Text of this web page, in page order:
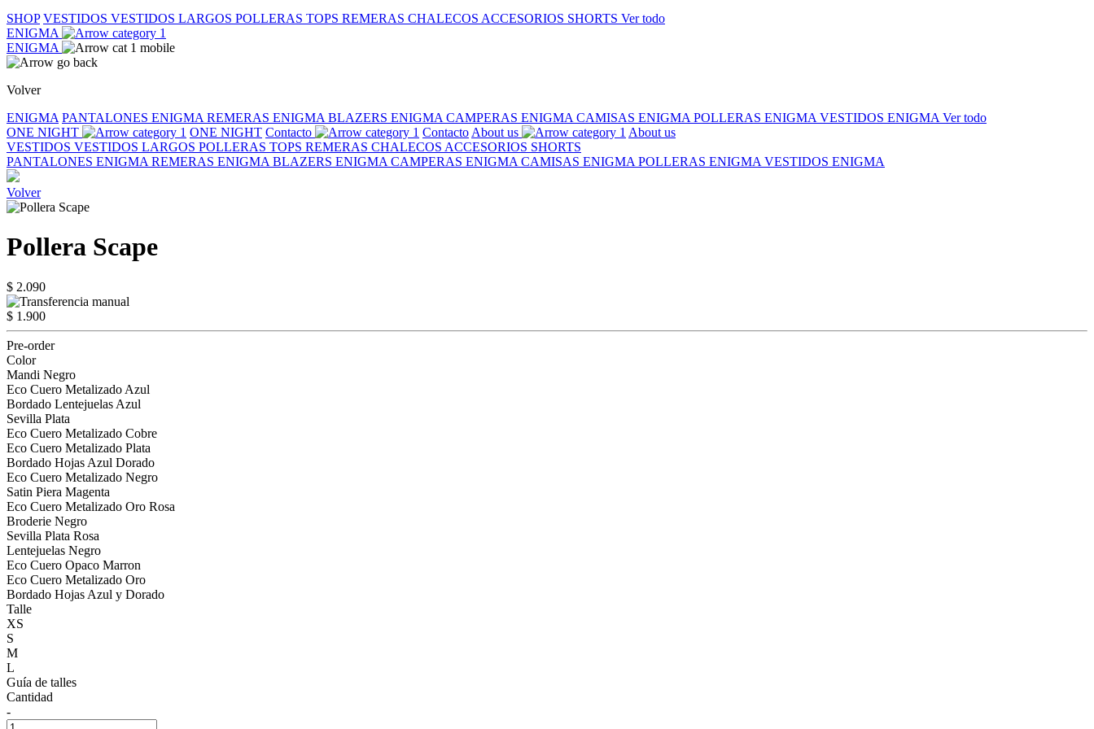
SHOP VESTIDOS VESTIDOS LARGOS POLLERAS TOPS REMERAS CHALECOS ACCESORIOS SHORTS Ver todo
ENIGMA
ENIGMA
Volver
ENIGMA PANTALONES ENIGMA REMERAS ENIGMA BLAZERS ENIGMA CAMPERAS ENIGMA CAMISAS ENIGMA POLLERAS ENIGMA VESTIDOS ENIGMA Ver todo
ONE NIGHT
ONE NIGHT Contacto Contacto About us
About us
VESTIDOS VESTIDOS LARGOS POLLERAS TOPS REMERAS CHALECOS ACCESORIOS SHORTS
PANTALONES ENIGMA REMERAS ENIGMA BLAZERS ENIGMA CAMPERAS ENIGMA CAMISAS ENIGMA POLLERAS ENIGMA VESTIDOS ENIGMA
Volver
Pollera Scape
$ 2.090
$ 1.900
Pre-order
Color
Mandi Negro
Eco Cuero Metalizado Azul
Bordado Lentejuelas Azul
Sevilla Plata
Eco Cuero Metalizado Cobre
Eco Cuero Metalizado Plata
Bordado Hojas Azul Dorado
Eco Cuero Metalizado Negro
Satin Piera Magenta
Eco Cuero Metalizado Oro Rosa
Broderie Negro
Sevilla Plata Rosa
Lentejuelas Negro
Eco Cuero Opaco Marron
Eco Cuero Metalizado Oro
Bordado Hojas Azul y Dorado
Talle
XS
S
M
L
Guía de talles
Cantidad
-